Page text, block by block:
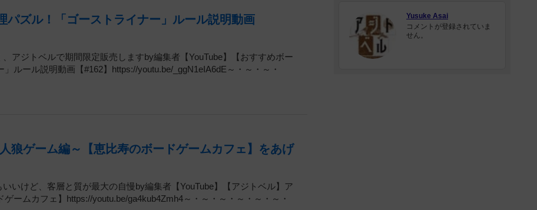
パズル！「ゴーストライナー」ルール説明動画
アジトベルで期間限定販売しますby編集者【YouTube】【おすすめボー
ルール説明動画【#162】https://youtu.be/_ggN1eIA6dE～・～・～・
狼ゲーム編～【恵比寿のボードゲームカフェ】をあげ
いけど、客層と質が最大の自慢by編集者【YouTube】【アジトベル】ア
ームカフェ】https://youtu.be/ga4kub4Zmh4～・～・～・～・～・～・
Yusuke Asai
コメントが登録されていま
せん。